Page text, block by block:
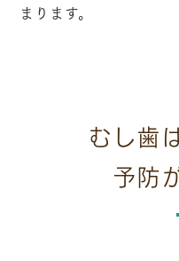
まります。
むし歯
予防